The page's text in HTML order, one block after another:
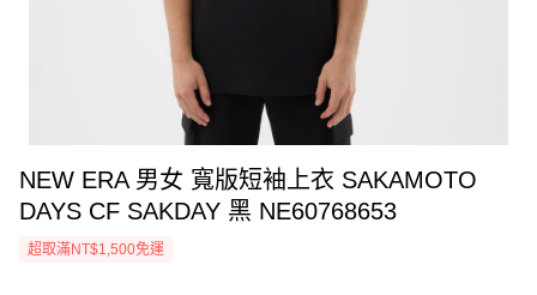
NEW ERA 男女 寬版短袖上衣 SAKAMOTO
DAYS CF SAKDAY 黑 NE60768653
超取滿NT$1,500免運